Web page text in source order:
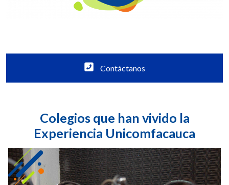
Contáctanos
Colegios que han vivido la
Experiencia Unicomfacauca